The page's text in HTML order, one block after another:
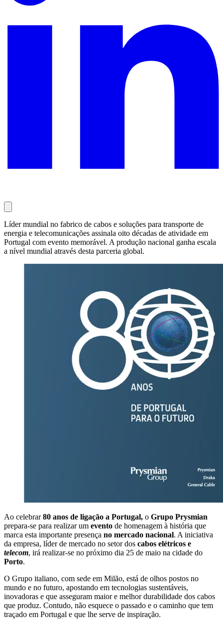
Líder mundial no fabrico de cabos e soluções para transporte de
energia e telecomunicações assinala oito décadas de atividade em
Portugal com evento memorável. A produção nacional ganha escala
a nível mundial através desta parceria global.
Ao celebrar80 anos de ligação a Portugal, o Grupo Prysmian
prepara-se para realizar um evento de homenagem à história que
marca esta importante presença no mercado nacional. A iniciativa
da empresa, líder de mercado no setor dos cabos elétricos e
telecom, irá realizar-se no próximo dia 25 de maio na cidade do
Porto.
O Grupo italiano, com sede em Milão, está de olhos postos no
mundo e no futuro, apostando em tecnologias sustentáveis,
inovadoras e que asseguram maior e melhor durabilidade dos cabos
que produz. Contudo, não esquece o passado e o caminho que tem
traçado em Portugal e que lhe serve de inspiração.